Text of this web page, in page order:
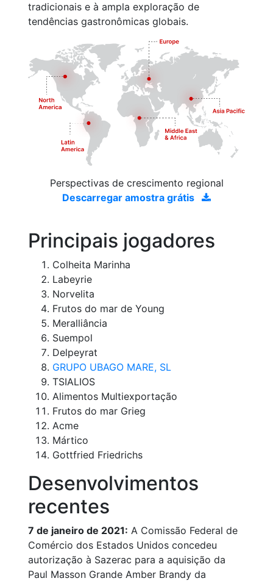
tradicionais e à ampla exploração de
tendências gastronômicas globais.
Perspectivas de crescimento regional
Descarregar amostra grátis
Principais jogadores
Colheita Marinha
Labeyrie
Norvelita
Frutos do mar de Young
Meralliância
Suempol
Delpeyrat
GRUPO UBAGO MARE, SL
TSIALIOS
Alimentos Multiexportação
Frutos do mar Grieg
Acme
Mártico
Gottfried Friedrichs
Desenvolvimentos
recentes
7 de janeiro de 2021: A Comissão Federal de
Comércio dos Estados Unidos concedeu
autorização à Sazerac para a aquisição da
Paul Masson Grande Amber Brandy da